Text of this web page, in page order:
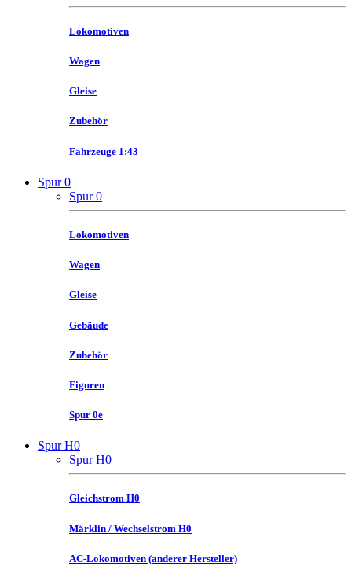
Lokomotiven
Wagen
Gleise
Zubehör
Fahrzeuge 1:43
Spur 0
Spur 0
Lokomotiven
Wagen
Gleise
Gebäude
Zubehör
Figuren
Spur 0e
Spur H0
Spur H0
Gleichstrom H0
Märklin / Wechselstrom H0
AC-Lokomotiven (anderer Hersteller)